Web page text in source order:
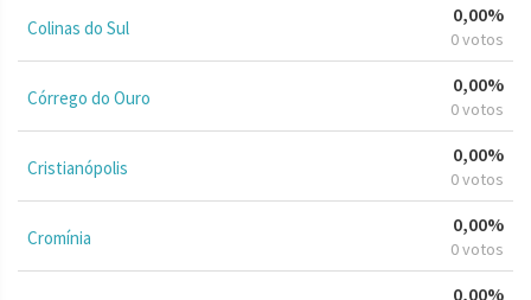
Colinas do Sul
0,00%
0 votos
Córrego do Ouro
0,00%
0 votos
Cristianópolis
0,00%
0 votos
Cromínia
0,00%
0 votos
0,00%